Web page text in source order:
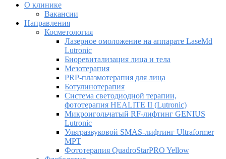
О клинике
Вакансии
Направления
Косметология
Лазерное омоложение на аппарате LaseMd
Lutronic
Биоревитализация лица и тела
Мезотерапия
PRP-плазмотерапия для лица
Ботулинотерапия
Система светодиодной терапии,
фототерапия HEALITE II (Lutronic)
Микроигольчатый RF-лифтинг GENIUS
Lutronic
Ультразвуковой SMAS-лифтинг Ultraformer
MPT
Фототерапия QuadroStarPRO Yellow